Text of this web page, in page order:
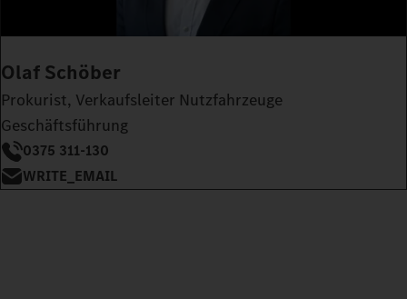
Olaf Schöber
Prokurist, Verkaufsleiter Nutzfahrzeuge
Geschäftsführung
0375 311-130
WRITE_EMAIL